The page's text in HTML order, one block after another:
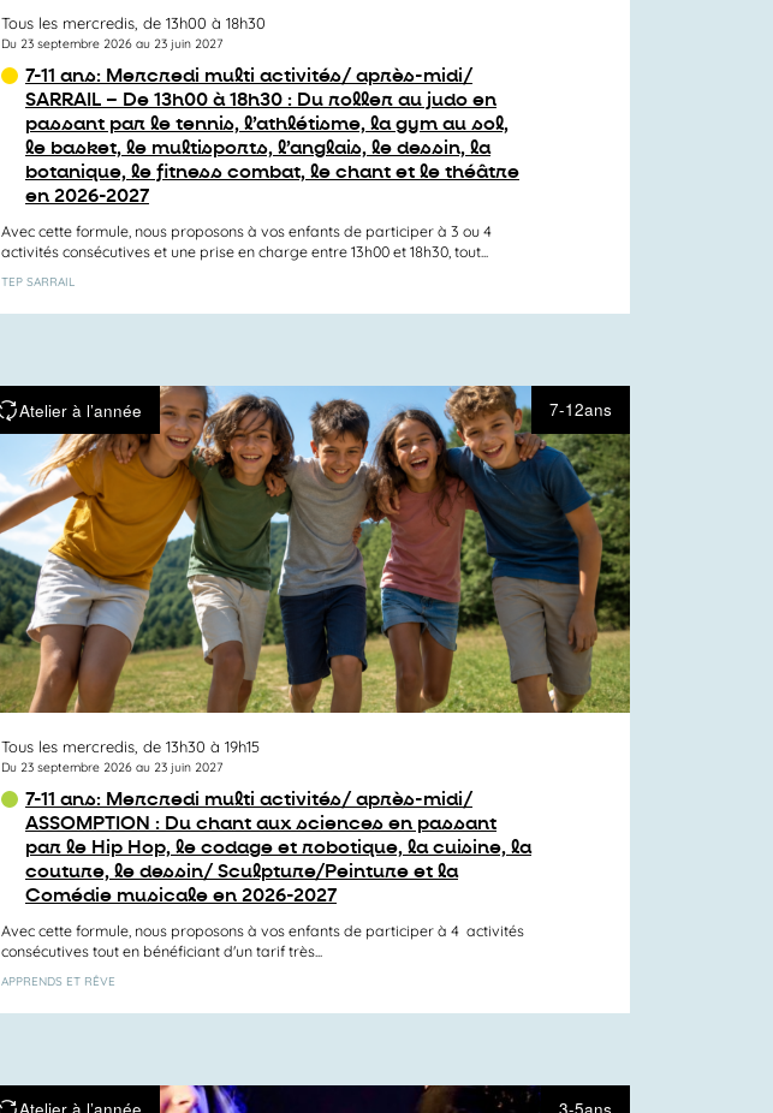
Tous les mercredis, de 13h00 à 18h30
Du 23 septembre 2026 au 23 juin 2027
7-11 ans: Mercredi multi activités/ après-midi/
SARRAIL – De 13h00 à 18h30 : Du roller au judo en
passant par le tennis, l’athlétisme, la gym au sol,
le basket, le multisports, l’anglais, le dessin, la
botanique, le fitness combat, le chant et le théâtre
en 2026-2027
Avec cette formule, nous proposons à vos enfants de participer à 3 ou 4
activités consécutives et une prise en charge entre 13h00 et 18h30, tout...
TEP SARRAIL
Atelier à l’année 7-12ans
Tous les mercredis, de 13h30 à 19h15
Du 23 septembre 2026 au 23 juin 2027
7-11 ans: Mercredi multi activités/ après-midi/
ASSOMPTION : Du chant aux sciences en passant
par le Hip Hop, le codage et robotique, la cuisine, la
couture, le dessin/ Sculpture/Peinture et la
Comédie musicale en 2026-2027
Avec cette formule, nous proposons à vos enfants de participer à 4 activités
consécutives tout en bénéficiant d'un tarif très...
APPRENDS ET RÊVE
3-5ans